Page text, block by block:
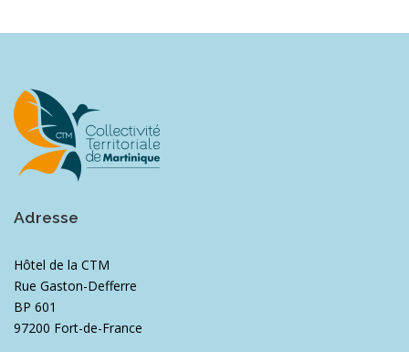
Adresse
Hôtel de la CTM
Rue Gaston-Defferre
BP 601
97200 Fort-de-France